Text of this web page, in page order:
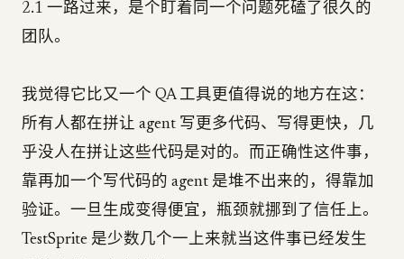
2.1 一路过来，是个盯着同一个问题死磕了很久的
团队。
我觉得它比又一个 QA 工具更值得说的地方在这：
所有人都在拼让 agent 写更多代码、写得更快，几
乎没人在拼让这些代码是对的。而正确性这件事，
靠再加一个写代码的 agent 是堆不出来的，得靠加
验证。一旦生成变得便宜，瓶颈就挪到了信任上。
TestSprite 是少数几个一上来就当这件事已经发生